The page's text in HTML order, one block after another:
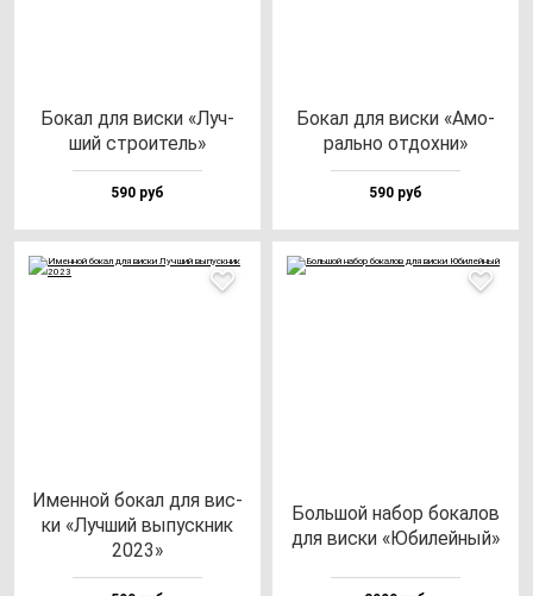
Бокал для вис­ки «Луч­
ший стро­итель»
590 руб
Бокал для вис­ки «Амо­
раль­но от­дох­ни»
590 руб
Имен­ной бо­кал для вис­
ки «Луч­ший вы­пус­кник
2023»
Боль­шой на­бор бо­ка­лов
для вис­ки «Юби­лей­ный»